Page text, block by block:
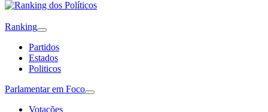
Ranking
Partidos
Estados
Politicos
Parlamentar em Foco
Votações